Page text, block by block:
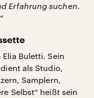
Erfahrung suchen.
Buletti. Sein
als Studio,
Samplern,
Selbst“ heißt sein